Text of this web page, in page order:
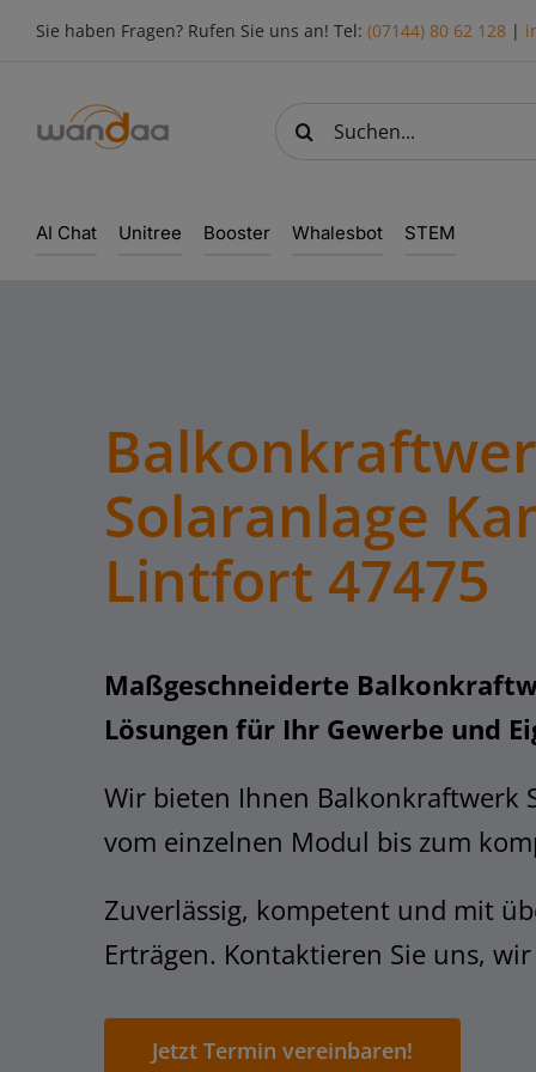
Sie haben Fragen? Rufen Sie uns an! Tel: (07144) 80 62 128|
nach:
AI Chat Unitree Booster Whalesbot STEM
Solaranlage
Lintfort 47475
Maßgeschneiderte
Lösungen für Ihr Gewerbe und
Wir bieten Ihnen Balkonkraftwerk
vom einzelnen Modul bis zum
Zuverlässig, kompetent und mit
Erträgen. Kontaktieren Sie uns,
Jetzt Termin vereinbaren!